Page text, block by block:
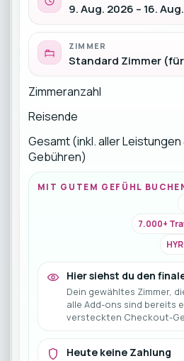
9. Aug. 2026 – 16.
ZIMMER
Standard Zimmer (für
Zimmeranzahl
Reisende
Gesamt (inkl. aller Leistungen
Gebühren)
MIT GUTEM GEFÜHL
7.000+
Hier siehst du den
Dein gewähltes Zimmer,
alle Add-ons sind bereits
versteckten Checkout-
Heute keine Zahlung